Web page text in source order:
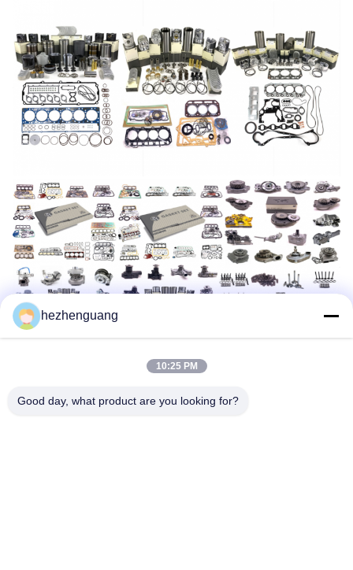
hezhenguang
10:25 PM
Good day, what product are you looking for?